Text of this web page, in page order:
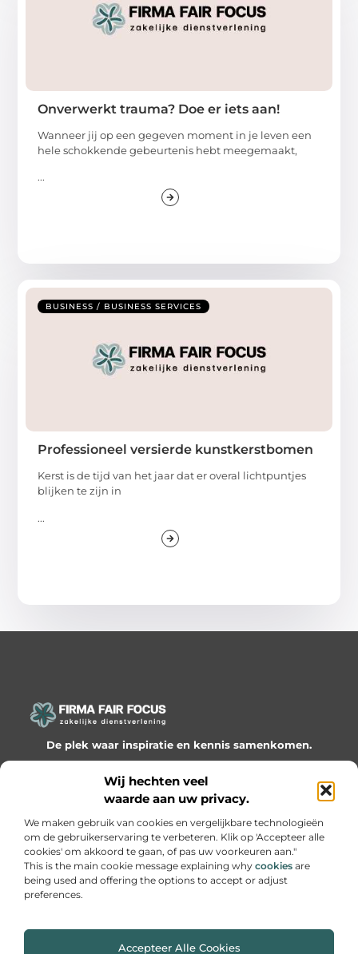
Wij hechten veel
waarde aan uw privacy.
We maken gebruik van cookies en vergelijkbare technologieën
om de gebruikerservaring te verbeteren. Klik op 'Accepteer alle
cookies' om akkoord te gaan, of pas uw voorkeuren aan."
This is the main cookie message explaining why cookies are
being used and offering the options to accept or adjust
preferences.
Accepteer Alle Cookies
Onverwerkt trauma? Doe er iets aan!
Wanneer jij op een gegeven moment in je leven een
hele schokkende gebeurtenis hebt meegemaakt,
...
BUSINESS / BUSINESS SERVICES
Professioneel versierde kunstkerstbomen
Kerst is de tijd van het jaar dat er overal lichtpuntjes
blijken te zijn in
...
De plek waar inspiratie en kennis samenkomen.
Ontdek onze blogs en artikelen en laat je verrassen door
waardevolle inzichten en nieuwe ideeën!
Bericht categorie
Onze informatie